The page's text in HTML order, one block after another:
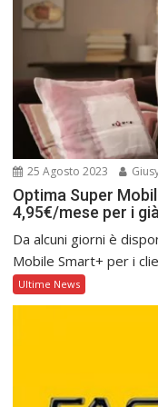
25 Agosto 2023
Optima Super
4,95€/mese per i
Da alcuni giorni è
Mobile Smart+ per i
Ultime News